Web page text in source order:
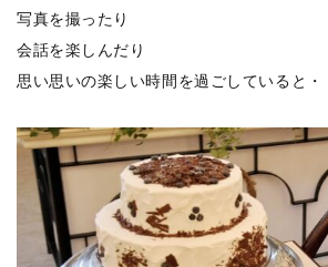
写真を撮ったり
会話を楽しんだり
思い思いの楽しい時間を過ごしていると・